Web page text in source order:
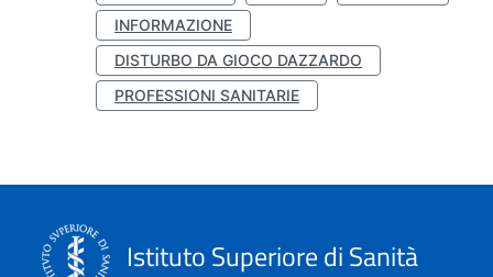
INFORMAZIONE
DISTURBO DA GIOCO DAZZARDO
PROFESSIONI SANITARIE
Istituto Superiore di Sanità